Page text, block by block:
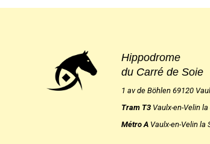
Hippodrome
du Carré de Soie
1 av de Böhlen 69120
Tram T3 Vaulx-en-Velin la
Métro A Vaulx-en-Velin la